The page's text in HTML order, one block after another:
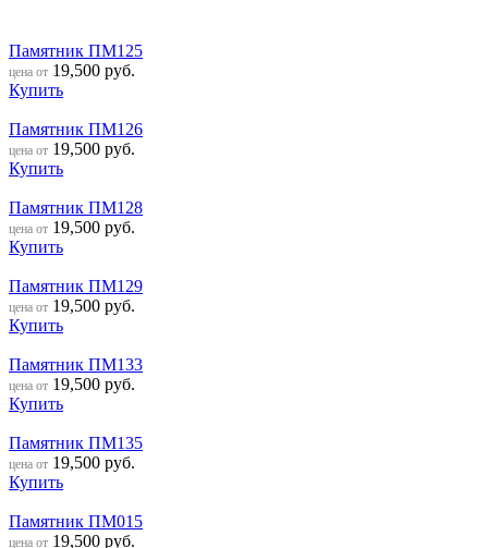
Памятник ПМ125
цена от 19,500 руб.
Купить
Памятник ПМ126
цена от 19,500 руб.
Купить
Памятник ПМ128
цена от 19,500 руб.
Купить
Памятник ПМ129
цена от 19,500 руб.
Купить
Памятник ПМ133
цена от 19,500 руб.
Купить
Памятник ПМ135
цена от 19,500 руб.
Купить
Памятник ПМ015
цена от 19,500 руб.